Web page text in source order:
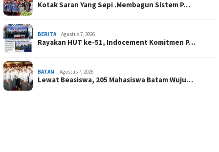
Kotak Saran Yang Sepi .Membagun Sistem P…
BERITA Agustus 7, 2026
Rayakan HUT ke-51, Indocement Komitmen P…
BATAM Agustus 7, 2026
Lewat Beasiswa, 205 Mahasiswa Batam Wuju…